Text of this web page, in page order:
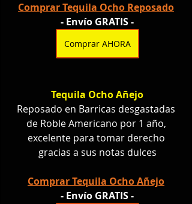
Comprar Tequila Ocho Reposado
- Envío GRATIS -
Comprar AHORA
Tequila Ocho Añejo
Reposado en Barricas desgastadas
de Roble Americano por 1 año,
excelente para tomar derecho
gracias a sus notas dulces
Comprar Tequila Ocho Añejo
- Envío GRATIS -